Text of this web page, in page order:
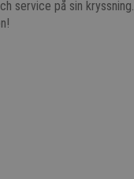
service på sin kryssning.